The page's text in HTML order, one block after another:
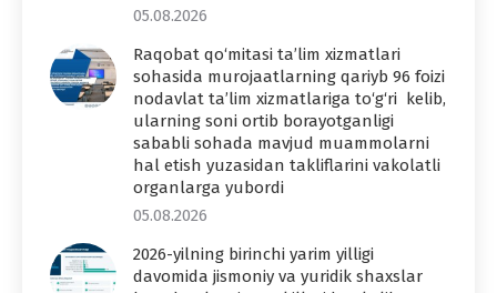
05.08.2026
Raqobat qo‘mitasi ta’lim xizmatlari
sohasida murojaatlarning qariyb 96 foizi
nodavlat ta’lim xizmatlariga to‘g‘ri kelib,
ularning soni ortib borayotganligi
sababli sohada mavjud muammolarni
hal etish yuzasidan takliflarini vakolatli
organlarga yubordi
05.08.2026
2026-yilning birinchi yarim yilligi
davomida jismoniy va yuridik shaxslar